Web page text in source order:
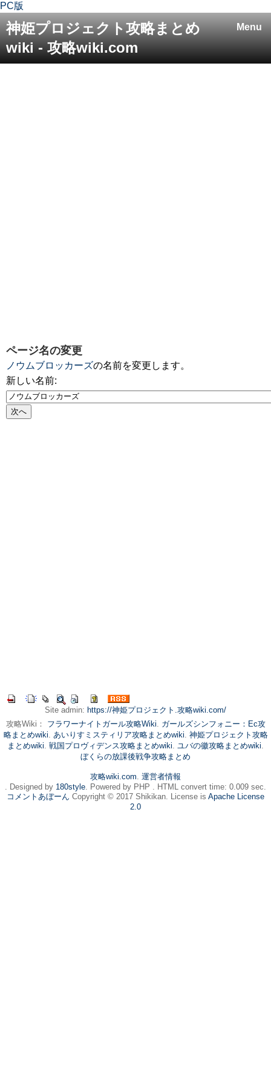
PC版
Menu
神姫プロジェクト攻略まとめ
wiki - 攻略wiki.com
ページ名の変更
ノウムブロッカーズの名前を変更します。
新しい名前:
Site admin: https://神姫プロジェクト.攻略wiki.com/
攻略Wiki： フラワーナイトガール攻略Wiki. ガールズシンフォニー：Ec攻
略まとめwiki. あいりすミスティリア攻略まとめwiki. 神姫プロジェクト攻略
まとめwiki. 戦国プロヴィデンス攻略まとめwiki. ユバの徽攻略まとめwiki.
ぼくらの放課後戦争攻略まとめ
攻略wiki.com. 運営者情報
. Designed by 180style. Powered by PHP . HTML convert time: 0.009 sec.
コメントあぼーん Copyright © 2017 Shikikan. License is Apache License
2.0